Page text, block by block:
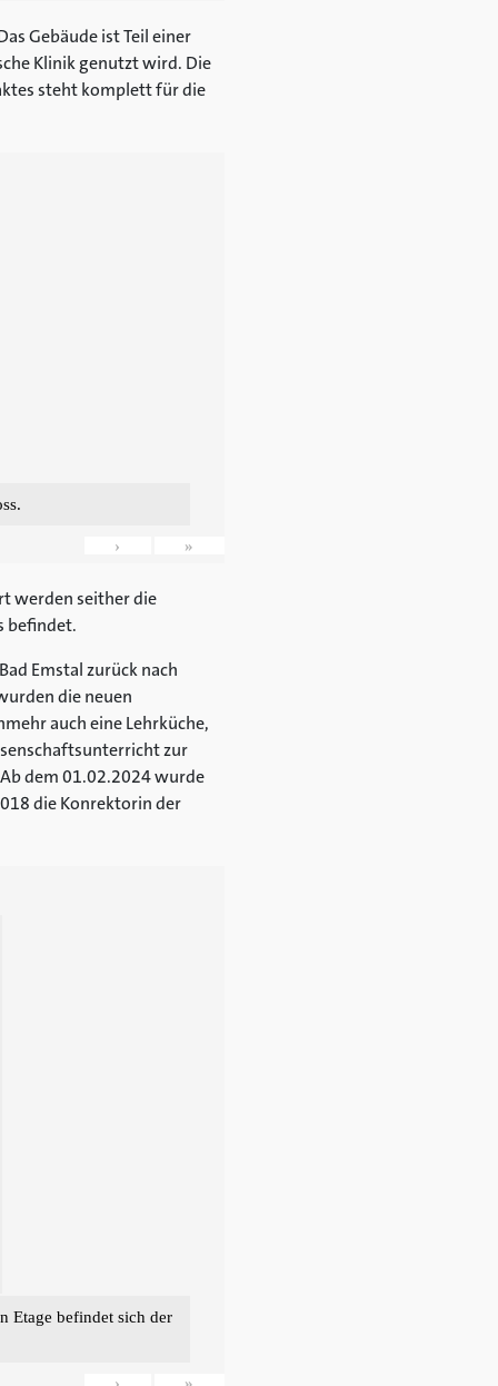
Gebäude ist Teil einer
Klinik genutzt wird. Die
steht komplett für die
› »
werden seither die
befindet.
Emstal zurück nach
die neuen
auch eine Lehrküche,
zur
dem 01.02.2024 wurde
die Konrektorin der
Etage befindet sich der